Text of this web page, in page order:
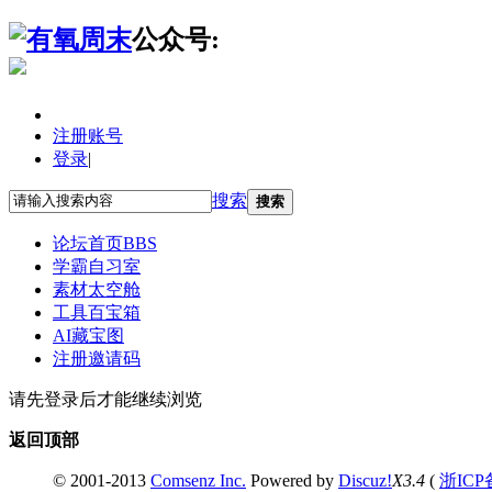
公众号:
注册账号
登录|
搜索 搜索
论坛首页BBS
学霸自习室
素材太空舱
工具百宝箱
AI藏宝图
注册邀请码
请先登录后才能继续浏览
返回顶部
© 2001-2013 Comsenz Inc. Powered by Discuz!X3.4 ( 浙ICP